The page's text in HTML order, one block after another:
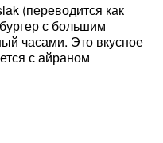
(переводится как
с большим
часами. Это вкусное
с айраном